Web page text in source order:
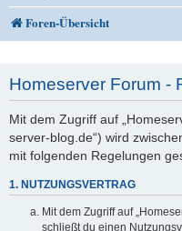
Foren-Übersicht
Homeserver Forum -
Mit dem Zugriff auf
server-blog.de“) wird
mit folgenden Regelungen
1. NUTZUNGSVERTRAG
Mit dem Zugriff auf
schließt du einen